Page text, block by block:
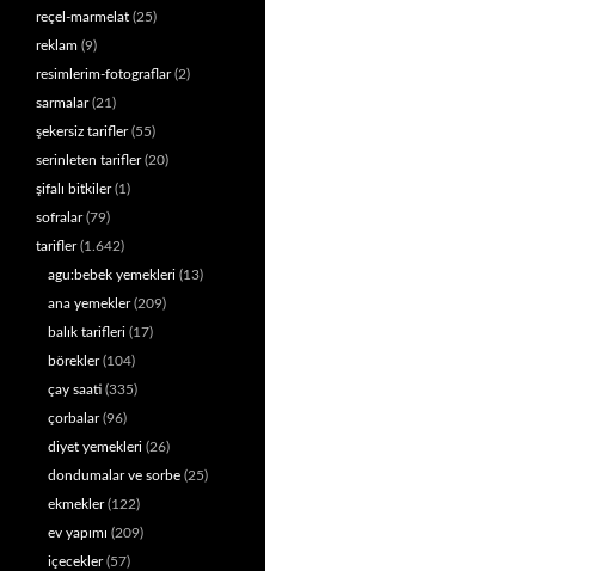
reçel-marmelat (25)
reklam (9)
resimlerim-fotograflar(2)
sarmalar(21)
şekersiz tarifler(55)
serinleten tarifler(20)
şifalı bitkiler(1)
sofralar(79)
tarifler(1.642)
agu:bebek yemekleri (13)
ana yemekler(209)
balık tarifleri (17)
börekler(104)
çay saati (335)
çorbalar(96)
diyet yemekleri (26)
dondumalar ve sorbe (25)
ekmekler(122)
ev yapımı (209)
içecekler(57)